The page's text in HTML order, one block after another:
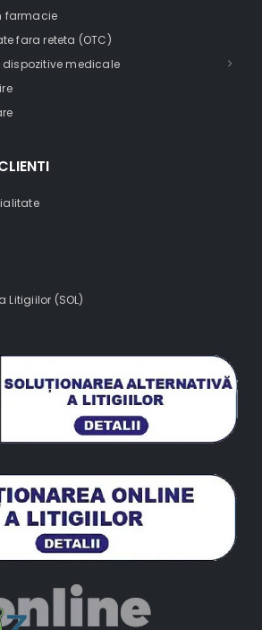
farmacie
fara reteta (OTC)
medicale
Litigiilor (SOL)